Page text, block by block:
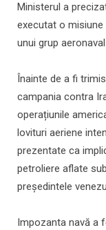
Ministerul a
executat o misiune
unui grup
Înainte de a fi
campania contra
operațiunile
lovituri aeriene
prezentate ca
petroliere aflate
președintele
Impozanta navă a